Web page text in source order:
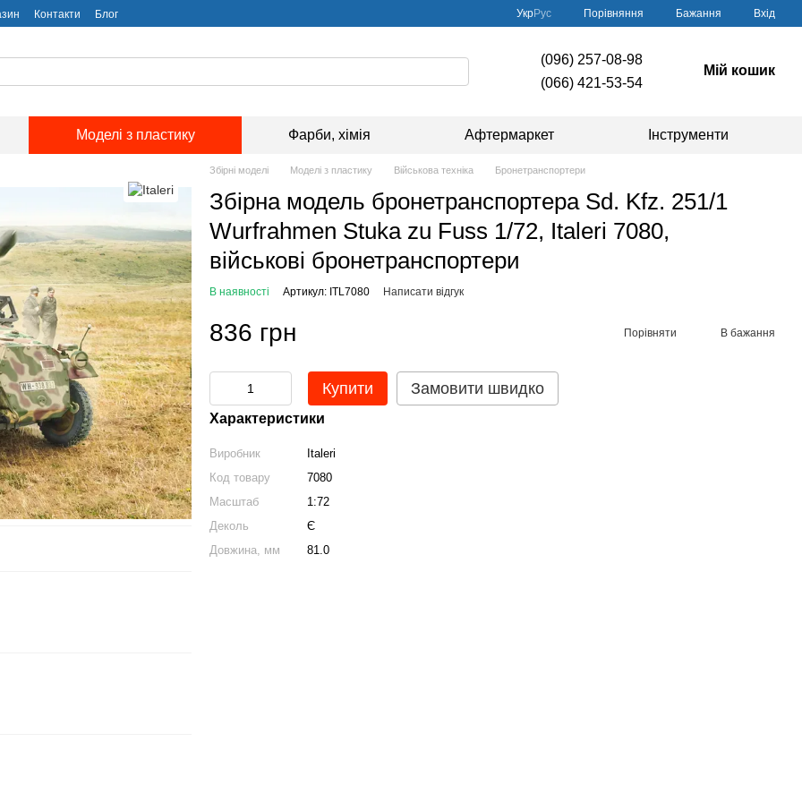
Контакти Блог УкрРус Порівняння Бажання Вхід
(096) 257-08-98
(066) 421-53-54
Мій кошик
Моделі з пластику Фарби, хімія Афтермаркет Інструменти
Збірні моделі Моделі з пластику Військова техніка Бронетранспортери
Збірна модель бронетранспортера Sd. Kfz. 251/1
Wurfrahmen Stuka zu Fuss 1/72, Italeri 7080,
військові бронетранспортери
В наявності Артикул: ITL7080 Написати відгук
836 грн Порівняти В бажання
Купити Замовити швидко
Характеристики
Виробник
Italeri
Код товару
7080
Масштаб
1:72
Деколь
Є
Довжина, мм
81.0